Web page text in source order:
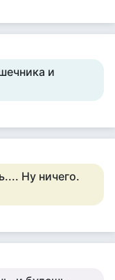
и
Ну ничего.